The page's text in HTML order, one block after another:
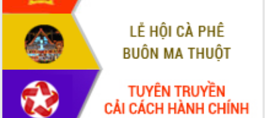
Đắk Lắk sơ kết 4 năm triển khai thực
hiện Đề án 06 của Chính phủ
Họp báo thông tin về Hội nghị Công bố
Quy hoạch và Xúc tiến đầu tư tỉnh Đắk
Khơi thông điểm nghẽn, đẩy nhanh
giải ngân vốn khắc phục thiên tai
HĐND tỉnh thông qua điều chỉnh Quy
hoạch tỉnh thời kỳ 2021-2030